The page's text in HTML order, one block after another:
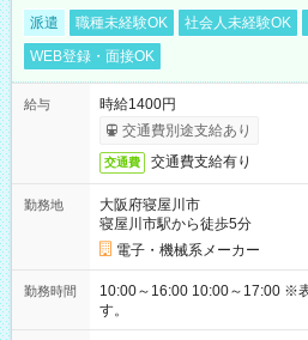
派遣 職種未経験OK 社会人未経験OK
WEB登録・面接OK
給与
時給1400円
交通費別途支給あり
交通費 交通費支給有り
勤務地
大阪府寝屋川市
寝屋川市駅から徒歩5分
電子・機械系メーカー
勤務時間
10:00～16:00 10:00～17:00 ※表記のうち実働5時間から6時間で
す。